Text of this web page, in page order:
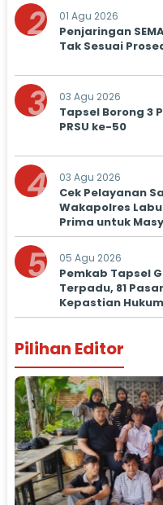
2 01 Agu 2026
Penjaringan
Tak Sesuai
3 03 Agu 2026
Tapsel Borong 3
PRSU ke-50
4 03 Agu 2026
Cek Pelayanan
Wakapolres
Prima untuk
5 05 Agu 2026
Pemkab Tapsel
Terpadu, 81
Kepastian Hukum
Pilihan Editor